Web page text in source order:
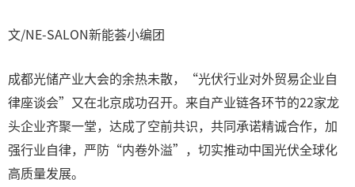
文/NE-SALON新能荟小编团
成都光储产业大会的余热未散，“光伏行业对外贸易企业自
律座谈会”又在北京成功召开。来自产业链各环节的22家龙
头企业齐聚一堂，达成了空前共识，共同承诺精诚合作，加
强行业自律，严防“内卷外溢”，切实推动中国光伏全球化
高质量发展。